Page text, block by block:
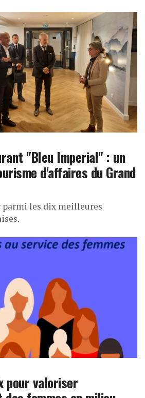
"Bleu Imperial" : un
d'affaires du Grand
parmi les dix meilleures
pour valoriser